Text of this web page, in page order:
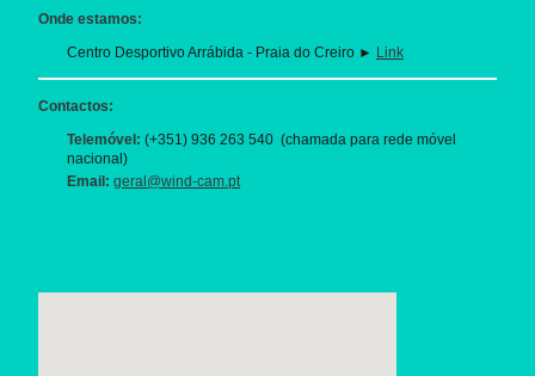
Onde estamos:
Centro Desportivo Arrábida - Praia do Creiro ► Link
Contactos:
Telemóvel: (+351) 936 263 540 (chamada para rede móvel
nacional)
Email: geral@wind-cam.pt